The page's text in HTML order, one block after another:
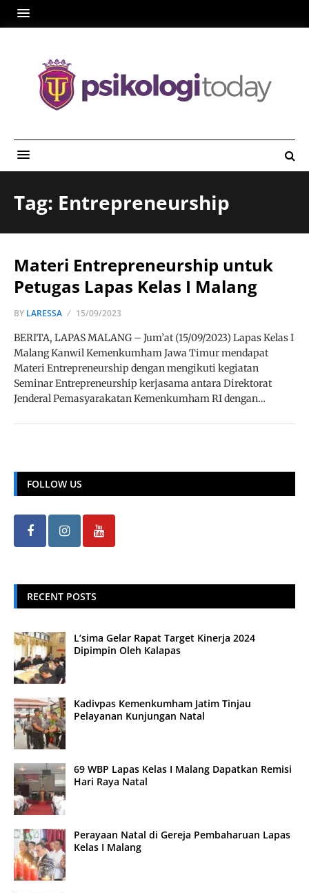
Tag: Entrepreneurship
Materi Entrepreneurship untuk
Petugas Lapas Kelas I Malang
BY LARESSA 15/09/2023
BERITA, LAPAS MALANG – Jum’at (15/09/2023) Lapas Kelas I
Malang Kanwil Kemenkumham Jawa Timur mendapat
Materi Entrepreneurship dengan mengikuti kegiatan
Seminar Entrepreneurship kerjasama antara Direktorat
Jenderal Pemasyarakatan Kemenkumham RI dengan…
FOLLOW US
RECENT POSTS
L’sima Gelar Rapat Target Kinerja 2024
Dipimpin Oleh Kalapas
Kadivpas Kemenkumham Jatim Tinjau
Pelayanan Kunjungan Natal
69 WBP Lapas Kelas I Malang Dapatkan Remisi
Hari Raya Natal
Perayaan Natal di Gereja Pembaharuan Lapas
Kelas I Malang